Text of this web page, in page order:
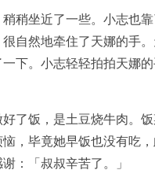
稍坐近了一些。小志也
自然地牵住了天娜的手
下。小志轻轻拍拍天娜的
了饭，是土豆烧牛肉。
，毕竟她早饭也没有吃
：「叔叔辛苦了。」